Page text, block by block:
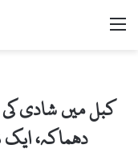
مینو
کبل میں شادی
دھماکہ،